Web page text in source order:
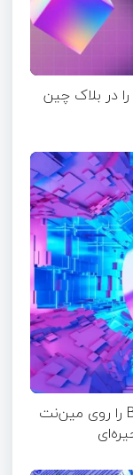
در بلاک چین
کوین‌بیس و چین‌لینک پل Base–Solana را روی مین‌نت